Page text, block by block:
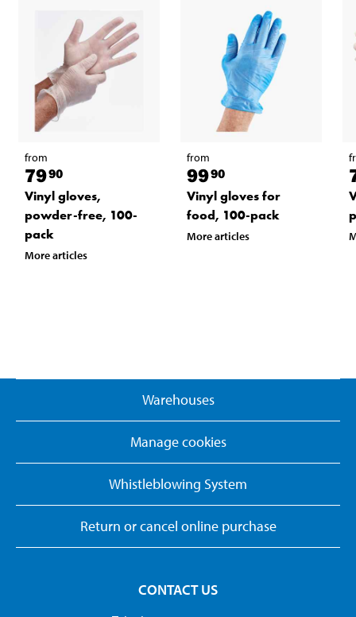
from
7990
Vinyl gloves,
powder-free, 100-
pack
More articles
from
9990
Vinyl gloves for
food, 100-pack
More articles
Warehouses
Manage cookies
Whistleblowing System
Return or cancel online purchase
CONTACT US